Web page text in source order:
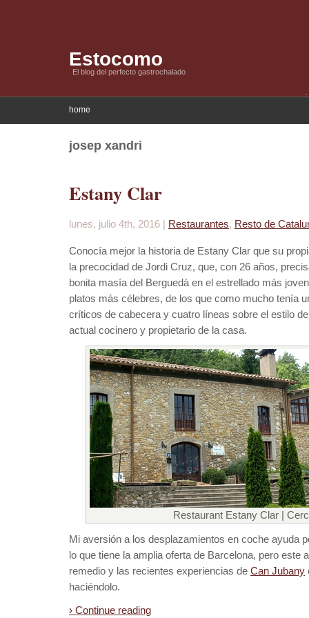
Estocomo
El blog del perfecto gastrochalado
home
josep xandri
Estany Clar
lunes, julio 4th, 2016 | Restaurantes, Resto de
Conocía mejor la historia de Estany Clar que su
la precocidad de Jordi Cruz, que, con 26 años,
bonita masía del Berguedà en el estrellado más
platos más célebres, de los que como mucho tenía
críticos de cabecera y cuatro líneas sobre el estilo
actual cocinero y propietario de la casa.
Restaurant Estany Clar |
Mi aversión a los desplazamientos en coche ayuda
lo que tiene la amplia oferta de Barcelona, pero este
remedio y las recientes experiencias de Can Jubany
haciéndolo.
› Continue reading